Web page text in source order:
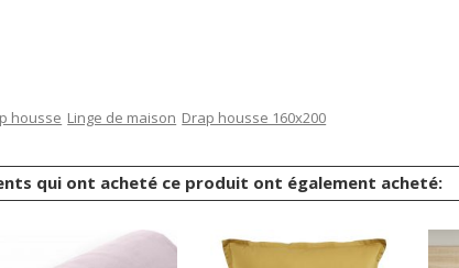
housse Linge de maison Drap housse 160x200
qui ont acheté ce produit ont également acheté: